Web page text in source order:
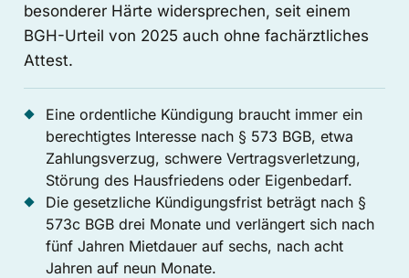
besonderer Härte widersprechen, seit einem
BGH-Urteil von 2025 auch ohne fachärztliches
Attest.
Eine ordentliche Kündigung braucht immer ein
berechtigtes Interesse nach § 573 BGB, etwa
Zahlungsverzug, schwere Vertragsverletzung,
Störung des Hausfriedens oder Eigenbedarf.
Die gesetzliche Kündigungsfrist beträgt nach §
573c BGB drei Monate und verlängert sich nach
fünf Jahren Mietdauer auf sechs, nach acht
Jahren auf neun Monate.